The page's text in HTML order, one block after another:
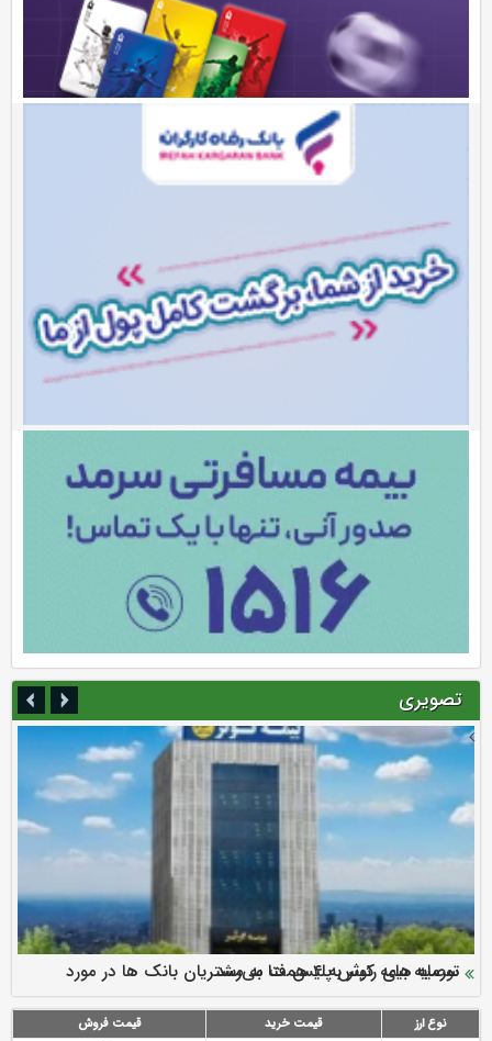
تصویری
ارزش سهام عدالت بالا رفت
سرمایه بیمه کوثر به ۴ همت می‌رسد
نود ثانیه با فولاد سنگان
تقدیر دبیرکل سندیکای بیمه گران ایران از اقدامات مدیرعامل بیمه
رازی
توصیه های رئیس پلیس فتا به مشتریان بانک ها در مورد
پیشگیری از سرقت های مجازی
نوع ارز قیمت خرید
قیمت فروش